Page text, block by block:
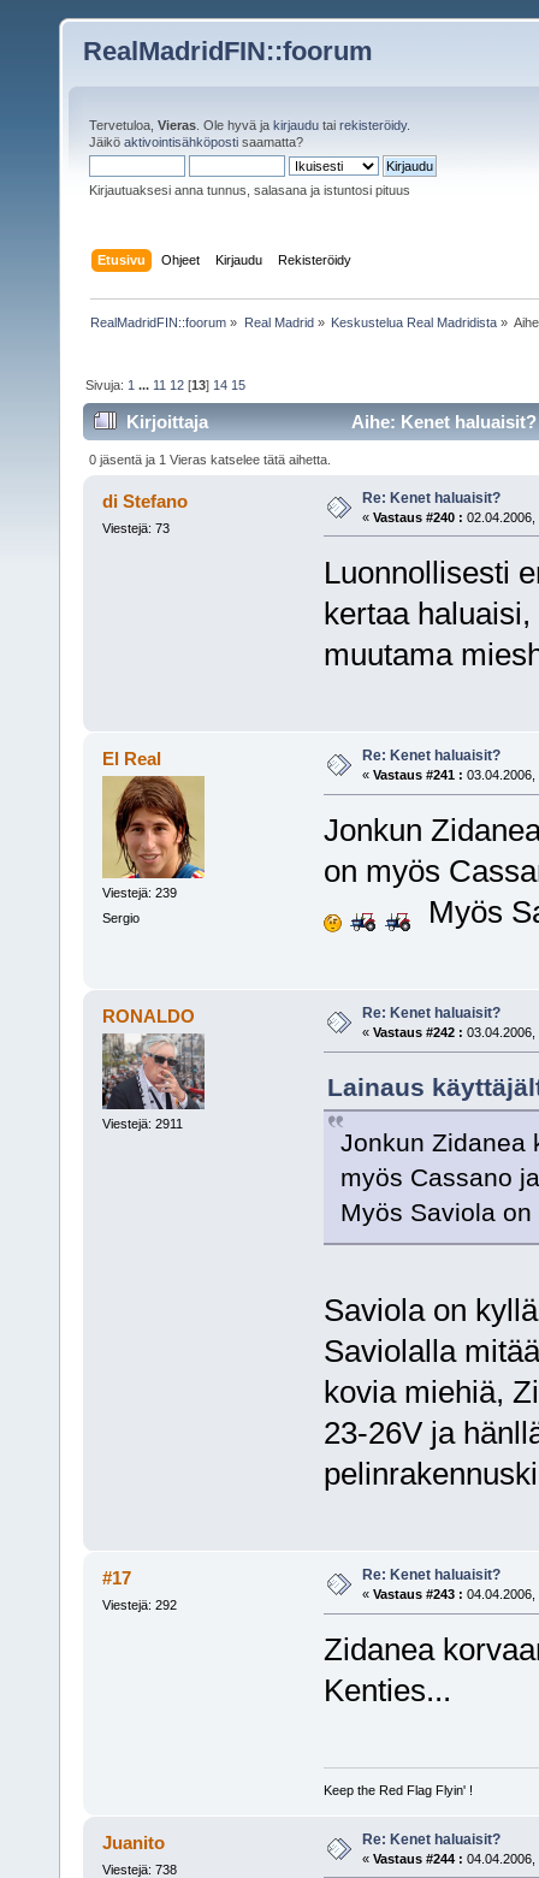
RealMadridFIN::foorum
Tervetuloa, Vieras . Ole hyvä ja kirjaudu tai rekisteröidy.
Jäikö aktivointisähköposti saamatta?
Kirjautuaksesi anna tunnus, salasana ja istuntosi pituus
Etusivu Ohjeet Kirjaudu Rekisteröidy
RealMadridFIN::foorum » Real Madrid» Keskustelua Real Madridista»
Sivuja: 1 ... 11 12 [13] 14 15
Kirjoittaja Aihe: Kenet
0 jäsentä ja 1 Vieras katselee tätä aihetta.
di Stefano
Viestejä: 73
Re: Kenet haluaisit?
« Vastaus #240 : 02.04.2006,
Luonnollisesti
kertaa
muutama
El Real
Viestejä: 239
Sergio
Re: Kenet haluaisit?
« Vastaus #241 : 03.04.2006,
Jonkun
on myös
Myös
RONALDO
Viestejä: 2911
Re: Kenet haluaisit?
« Vastaus #242 : 03.04.2006,
Lainaus
Jonkun Zidanea
myös
Myös Saviola
Saviola on
Saviolalla
kovia miehiä,
23-26V ja
#17
Viestejä: 292
Re: Kenet haluaisit?
« Vastaus #243 : 04.04.2006,
Zidanea
Kenties...
Keep the Red Flag Flyin' !
Juanito
Viestejä: 738
Re: Kenet haluaisit?
« Vastaus #244 : 04.04.2006,